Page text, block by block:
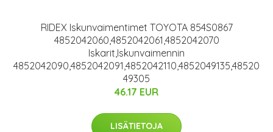
RIDEX Iskunvaimentimet TOYOTA 854S0867
4852042060,4852042061,4852042070
Iskarit,Iskunvaimennin
4852042090,4852042091,4852042110,4852049135,48520
49305
46.17 EUR
LISÄTIETOJA